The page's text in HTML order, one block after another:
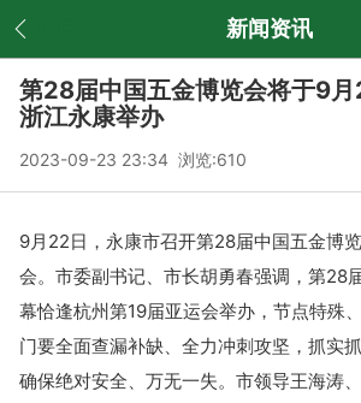
新闻资讯
第28届中国五金博览会将于9
浙江永康举办
2023-09-23 23:34 浏览:610
9月22日，永康市召开第28届中国五金博
会。市委副书记、市长胡勇春强调，第28
幕恰逢杭州第19届亚运会举办，节点特殊
门要全面查漏补缺、全力冲刺攻坚，抓实
确保绝对安全、万无一失。市领导王海涛